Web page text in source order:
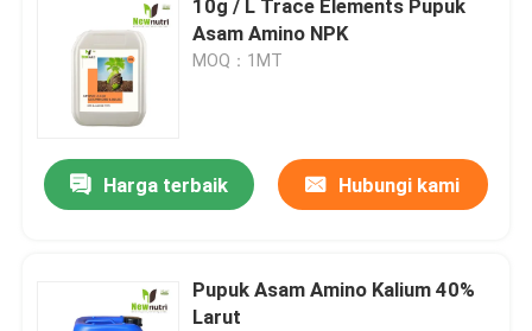
10g / L Trace Elements Pupuk
Asam Amino NPK
MOQ：1MT
Harga terbaik Hubungi kami
Pupuk Asam Amino Kalium 40%
Larut